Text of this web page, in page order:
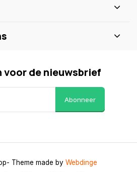
voor de nieuwsbrief
Abonneer
- Theme made by Webdinge